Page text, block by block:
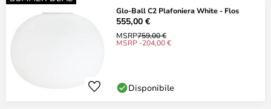
Glo-Ball C2 Plafoniera White - Flos
555,00 €
MSRP759,00 €
MSRP -204,00 €
Disponibile